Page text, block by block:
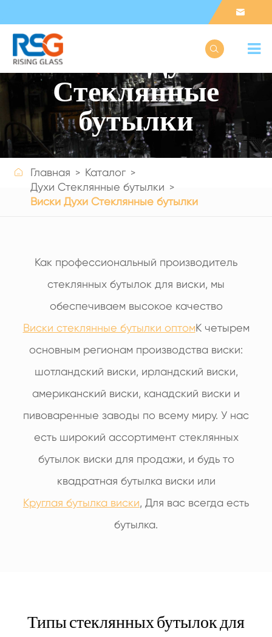


Виски Духи
Стеклянные
бутылки
Get a Quote
 Главная
Каталог
Духи Стеклянные бутылки
Виски Духи Стеклянные бутылки
Как профессиональный производитель
стеклянных бутылок для виски, мы
обеспечиваем высокое качество
Виски стеклянные бутылки оптомК четырем
основным регионам производства виски:
шотландский виски, ирландский виски,
американский виски, канадский виски и
пивоваренные заводы по всему миру. У нас
есть широкий ассортимент стеклянных
бутылок виски для продажи, и будь то
квадратная бутылка виски или
Круглая бутылка виски, Для вас всегда есть
бутылка.
Типы стеклянных бутылок для